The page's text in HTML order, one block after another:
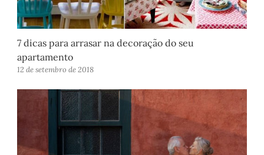
7 dicas para arrasar na decoração do seu
apartamento
12 de setembro de 2018